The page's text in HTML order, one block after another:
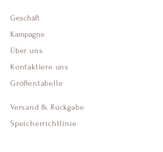
Geschäft
Kampagne
Über uns
Kontaktiere uns
Größentabelle
Versand & Rückgabe
Speicherrichtlinie